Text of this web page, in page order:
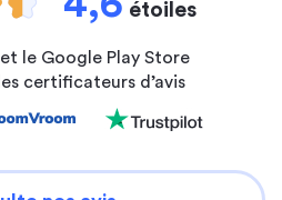
étoiles
et le Google Play Store
certificateurs d’avis